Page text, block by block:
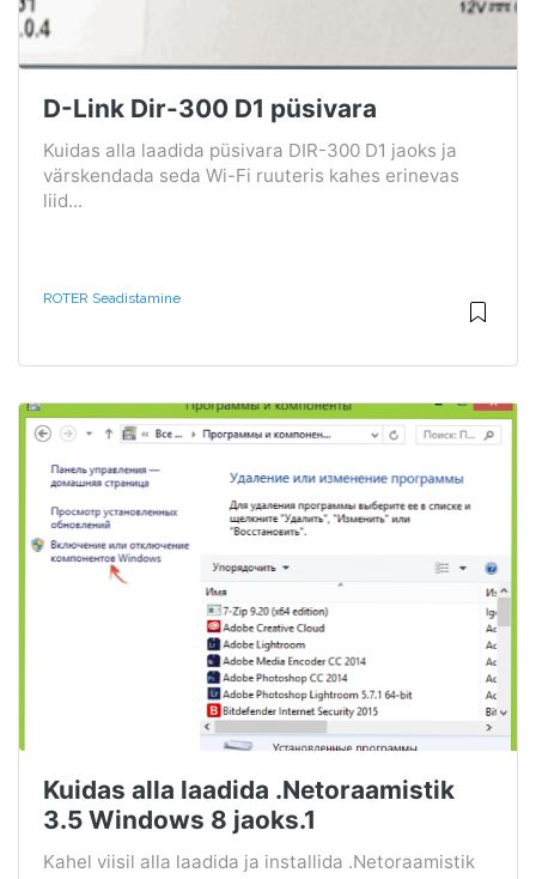
D-Link Dir-300 D1 püsivara
Kuidas alla laadida püsivara DIR-300 D1 jaoks ja
värskendada seda Wi-Fi ruuteris kahes erinevas
liid...
ROTER Seadistamine
Kuidas alla laadida .Netoraamistik
3.5 Windows 8 jaoks.1
Kahel viisil alla laadida ja installida .Netoraamistik